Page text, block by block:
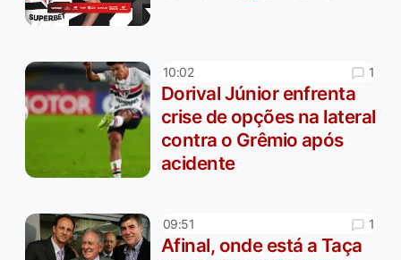
10:02 1
Dorival Júnior enfrenta
crise de opções na lateral
contra o Grêmio após
acidente
09:51 1
Afinal, onde está a Taça